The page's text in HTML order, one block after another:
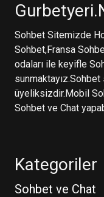
Sohbet Sitemizde
Sohbet,Fransa
odaları ile keyifle
üyeliksizdir.Mobil
Sohbet ve Chat
Kategoriler
Sohbet ve Chat